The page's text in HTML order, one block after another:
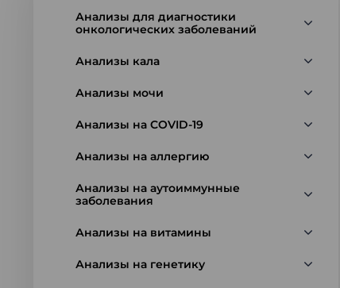
Анализы для диагностики
онкологических заболеваний
Анализы кала
Анализы мочи
Анализы на COVID-19
Анализы на аллергию
Анализы на аутоиммунные
заболевания
Анализы на витамины
Анализы на генетику